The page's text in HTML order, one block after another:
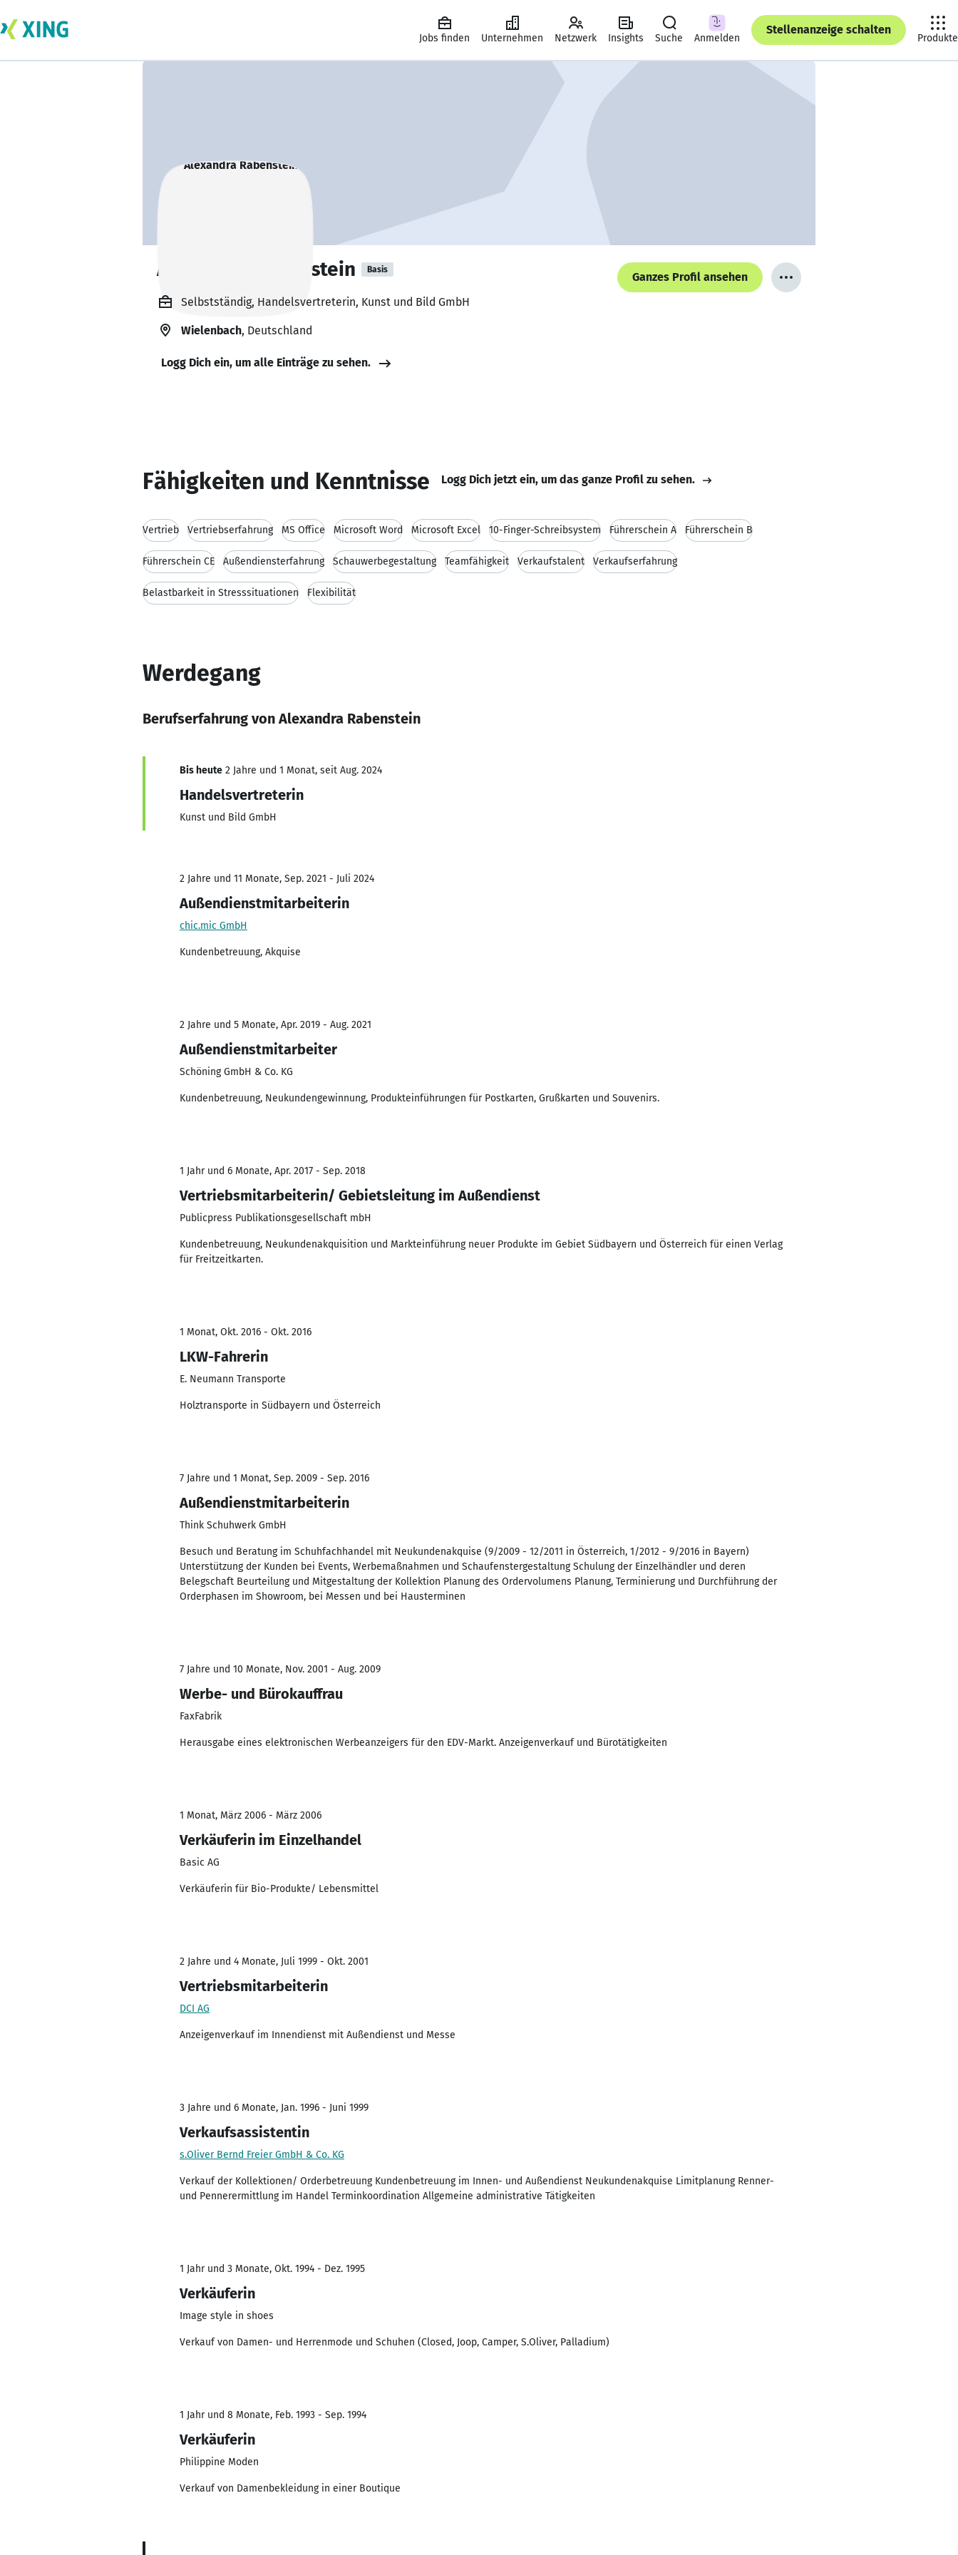
Jobs finden Unternehmen Netzwerk Insights Suche Anmelden
Stellenanzeige schalten
Produkte
Alexandra Rabenstein Basis
Ganzes Profil ansehen
Selbstständig, Handelsvertreterin, Kunst und Bild GmbH
Wielenbach, Deutschland
Logg Dich ein, um alle Einträge zu sehen.
Fähigkeiten und Kenntnisse Logg Dich jetzt ein, um das ganze Profil zu sehen.
Vertrieb Vertriebserfahrung MS Office Microsoft Word Microsoft Excel 10-Finger-Schreibsystem Führerschein A Führerschein B
Führerschein CE Außendiensterfahrung Schauwerbegestaltung Teamfähigkeit Verkaufstalent Verkaufserfahrung
Belastbarkeit in Stresssituationen Flexibilität
Werdegang
Berufserfahrung von Alexandra Rabenstein
Bis heute 2 Jahre und 1 Monat, seit Aug. 2024
Handelsvertreterin
Kunst und Bild GmbH
2 Jahre und 11 Monate, Sep. 2021 - Juli 2024
Außendienstmitarbeiterin
chic.mic GmbH
Kundenbetreuung, Akquise
2 Jahre und 5 Monate, Apr. 2019 - Aug. 2021
Außendienstmitarbeiter
Schöning GmbH & Co. KG
Kundenbetreuung, Neukundengewinnung, Produkteinführungen für Postkarten, Grußkarten und Souvenirs.
1 Jahr und 6 Monate, Apr. 2017 - Sep. 2018
Vertriebsmitarbeiterin/ Gebietsleitung im Außendienst
Publicpress Publikationsgesellschaft mbH
Kundenbetreuung, Neukundenakquisition und Markteinführung neuer Produkte im Gebiet Südbayern und Österreich für einen Verlag
für Freitzeitkarten.
1 Monat, Okt. 2016 - Okt. 2016
LKW-Fahrerin
E. Neumann Transporte
Holztransporte in Südbayern und Österreich
7 Jahre und 1 Monat, Sep. 2009 - Sep. 2016
Außendienstmitarbeiterin
Think Schuhwerk GmbH
Besuch und Beratung im Schuhfachhandel mit Neukundenakquise (9/2009 - 12/2011 in Österreich, 1/2012 - 9/2016 in Bayern)
Unterstützung der Kunden bei Events, Werbemaßnahmen und Schaufenstergestaltung Schulung der Einzelhändler und deren
Belegschaft Beurteilung und Mitgestaltung der Kollektion Planung des Ordervolumens Planung, Terminierung und Durchführung der
Orderphasen im Showroom, bei Messen und bei Hausterminen
7 Jahre und 10 Monate, Nov. 2001 - Aug. 2009
Werbe- und Bürokauffrau
FaxFabrik
Herausgabe eines elektronischen Werbeanzeigers für den EDV-Markt. Anzeigenverkauf und Bürotätigkeiten
1 Monat, März 2006 - März 2006
Verkäuferin im Einzelhandel
Basic AG
Verkäuferin für Bio-Produkte/ Lebensmittel
2 Jahre und 4 Monate, Juli 1999 - Okt. 2001
Vertriebsmitarbeiterin
DCI AG
Anzeigenverkauf im Innendienst mit Außendienst und Messe
3 Jahre und 6 Monate, Jan. 1996 - Juni 1999
Verkaufsassistentin
s.Oliver Bernd Freier GmbH & Co. KG
Verkauf der Kollektionen/ Orderbetreuung Kundenbetreuung im Innen- und Außendienst Neukundenakquise Limitplanung Renner-
und Pennerermittlung im Handel Terminkoordination Allgemeine administrative Tätigkeiten
1 Jahr und 3 Monate, Okt. 1994 - Dez. 1995
Verkäuferin
Image style in shoes
Verkauf von Damen- und Herrenmode und Schuhen (Closed, Joop, Camper, S.Oliver, Palladium)
1 Jahr und 8 Monate, Feb. 1993 - Sep. 1994
Verkäuferin
Philippine Moden
Verkauf von Damenbekleidung in einer Boutique